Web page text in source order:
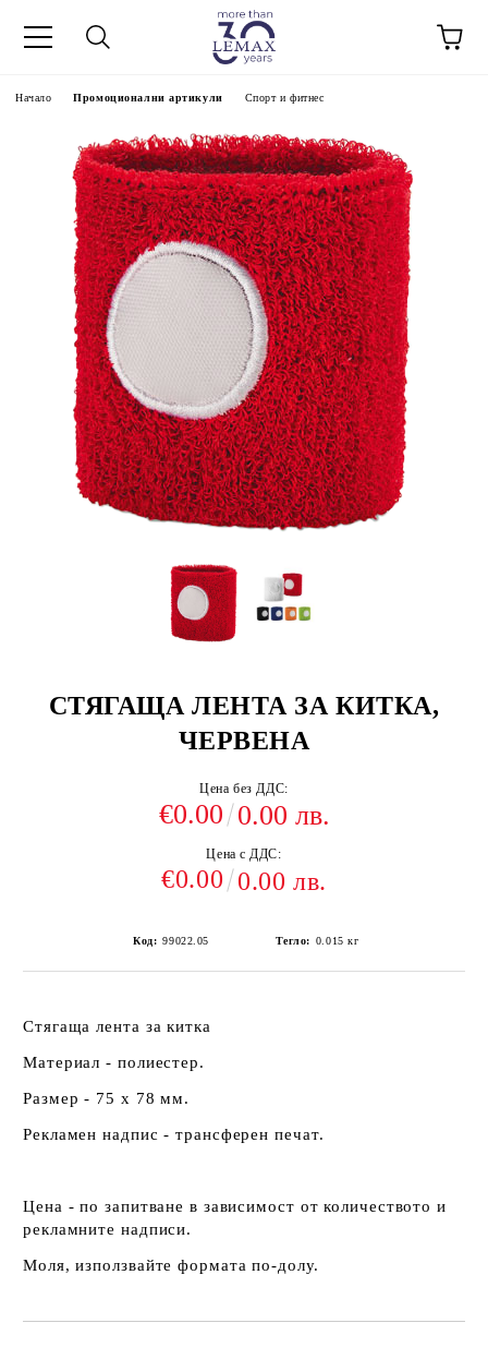
Начало Промоционални артикули Спорт и фитнес
СТЯГАЩА ЛЕНТА ЗА КИТКА,
ЧЕРВЕНА
Цена без ДДС:
€0.00 0.00 лв.
Цена с ДДС:
€0.00 0.00 лв.
Код: 99022.05 Тегло: 0.015 кг
Стягаща лента за китка
Материал - полиестер.
Размер - 75 х 78 мм.
Рекламен надпис - трансферен печат.
Цена - по запитване в зависимост от количеството и
рекламните надписи.
Моля, използвайте формата по-долу.